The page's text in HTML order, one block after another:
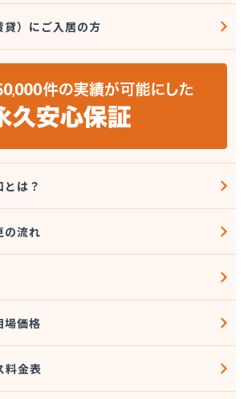
組江南営業所
社
スホームライフ中部株式会社 碧南営
スホームライフ中部株式会社 名古屋
貸）にご入居の方
は？
の流れ
場価格
料金表